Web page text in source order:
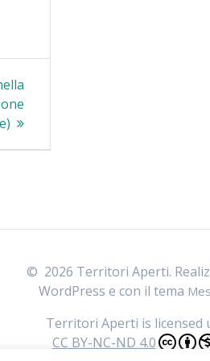
© 2026 Territori Aperti.
WordPress e con il tema
Territori Aperti is licensed
CC BY-NC-ND 4.0